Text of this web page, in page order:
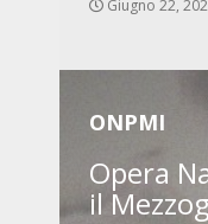
Giugno 22,
ONPMI
Opera
il